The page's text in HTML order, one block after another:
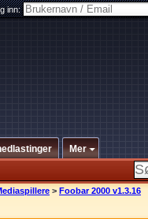
inn:
Mer
> Foobar 2000 v1.3.16